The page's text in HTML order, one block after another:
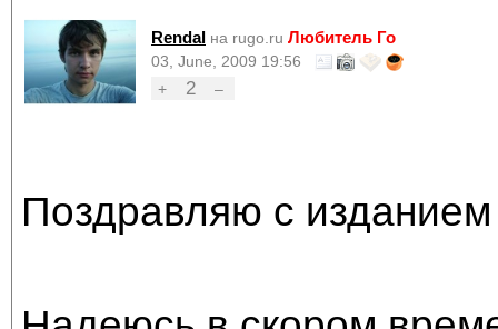
Rendal на rugo.ru Любитель Го
03, June, 2009 19:56
+
2 –
Поздравляю с изданием